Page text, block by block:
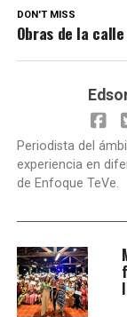
DON'T MISS
Obras de la
Periodista del
experiencia en
de Enfoque TeVe.